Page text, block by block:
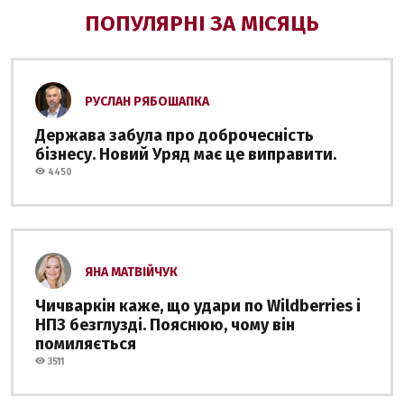
ПОПУЛЯРНІ ЗА МІСЯЦЬ
РУСЛАН РЯБОШАПКА
Держава забула про доброчесність
бізнесу. Новий Уряд має це виправити.
4450
ЯНА МАТВІЙЧУК
Чичваркін каже, що удари по Wildberries і
НПЗ безглузді. Пояснюю, чому він
помиляється
3511